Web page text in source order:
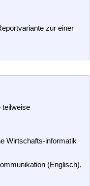
zur einer
teilweise
Wirtschafts-informatik
(Englisch),